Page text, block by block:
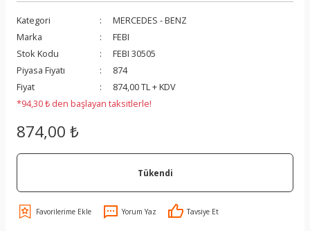
Kategori
MERCEDES - BENZ
Marka
FEBI
Stok Kodu
FEBI 30505
Piyasa Fiyatı
874
Fiyat
874,00 TL + KDV
*94,30 ₺ den başlayan taksitlerle!
874,00 ₺
Tükendi
Yorum Yaz Tavsiye Et